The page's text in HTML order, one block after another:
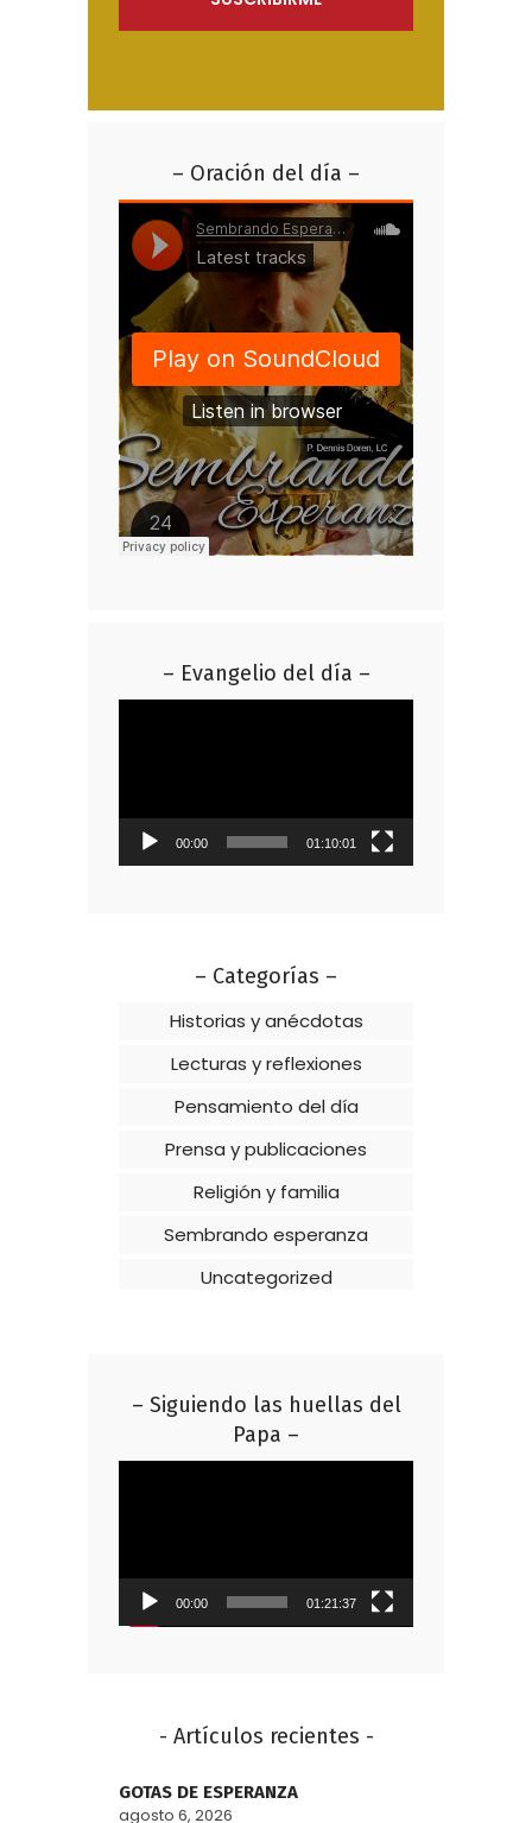
– Oración del día –
– Evangelio del día –
00:00 01:10:01
– Categorías –
Historias y anécdotas
Lecturas y reflexiones
Pensamiento del día
Prensa y publicaciones
Religión y familia
Sembrando esperanza
Uncategorized
– Siguiendo las huellas del
Papa –
00:00 01:21:37
- Artículos recientes -
GOTAS DE ESPERANZA
agosto 6, 2026